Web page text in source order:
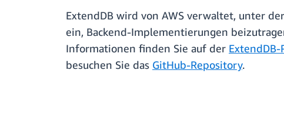
ExtendDB wird von AWS verwaltet, unter
ein, Backend-Implementierungen
Informationen finden Sie auf der
besuchen Sie das GitHub-Repository.